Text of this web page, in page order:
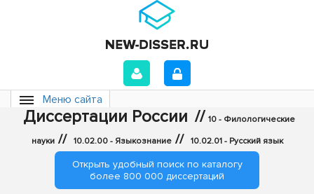
Меню сайта
Диссертации России // 10 - Филологические
науки // 10.02.00 - Языкознание // 10.02.01 - Русский язык
Открыть удобный поиск по каталогу
более 800 000 диссертаций